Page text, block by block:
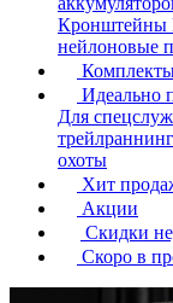
Кронштейны
нейлоновые
Идеально
Для
охоты
Хит
Акции
Скидки
Скоро в